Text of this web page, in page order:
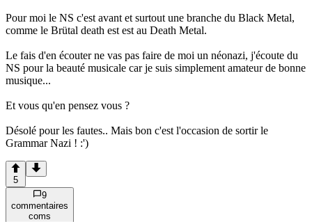
Pour moi le NS c'est avant et surtout une branche du Black Metal,
comme le Brütal death est est au Death Metal.
Le fais d'en écouter ne vas pas faire de moi un néonazi, j'écoute du
NS pour la beauté musicale car je suis simplement amateur de bonne
musique...
Et vous qu'en pensez vous ?
Désolé pour les fautes.. Mais bon c'est l'occasion de sortir le
Grammar Nazi ! :')
5
9
commentaires
coms